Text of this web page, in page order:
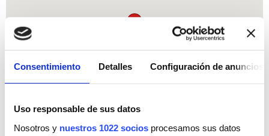
Consentimiento Detalles Configuración de anuncios
Uso responsable de sus datos
Nosotros y nuestros 1022 socios procesamos sus datos